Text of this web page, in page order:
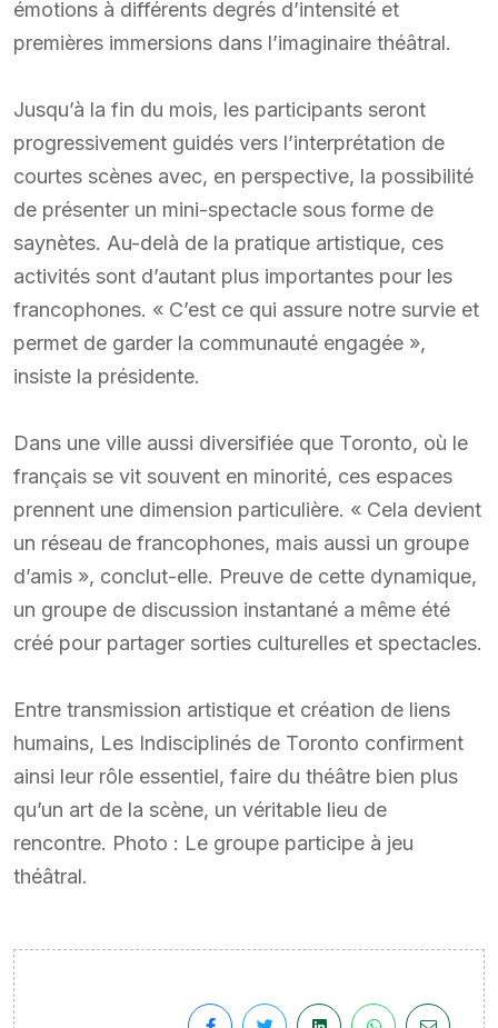
émotions à différents degrés d’intensité et
premières immersions dans l’imaginaire théâtral.
Jusqu’à la fin du mois, les participants seront
progressivement guidés vers l’interprétation de
courtes scènes avec, en perspective, la possibilité
de présenter un mini-spectacle sous forme de
saynètes. Au-delà de la pratique artistique, ces
activités sont d’autant plus importantes pour les
francophones. « C’est ce qui assure notre survie et
permet de garder la communauté engagée »,
insiste la présidente.
Dans une ville aussi diversifiée que Toronto, où le
français se vit souvent en minorité, ces espaces
prennent une dimension particulière. « Cela devient
un réseau de francophones, mais aussi un groupe
d’amis », conclut-elle. Preuve de cette dynamique,
un groupe de discussion instantané a même été
créé pour partager sorties culturelles et spectacles.
Entre transmission artistique et création de liens
humains, Les Indisciplinés de Toronto confirment
ainsi leur rôle essentiel, faire du théâtre bien plus
qu’un art de la scène, un véritable lieu de
rencontre. Photo : Le groupe participe à jeu
théâtral.